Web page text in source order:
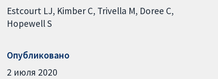
Estcourt LJ Kimber C Trivella M Doree C
Hopewell S
Опубликовано
2 июля 2020